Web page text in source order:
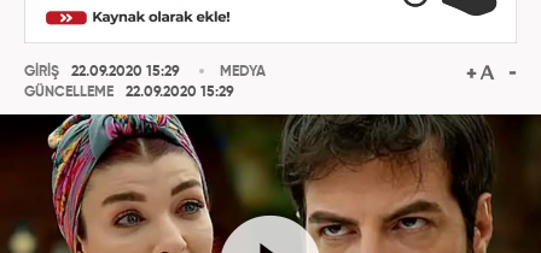
GİRİŞ
22.09.2020 15:29
GÜNCELLEME
22.09.2020 15:29
MEDYA